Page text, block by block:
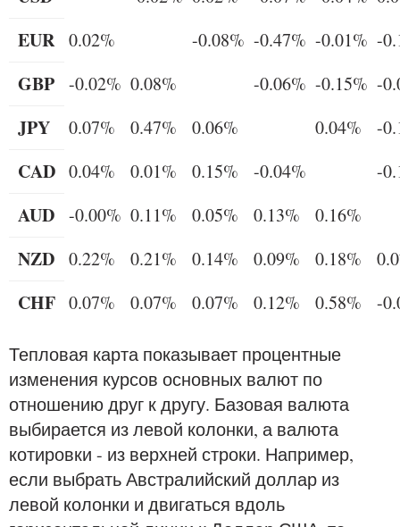
EUR 0.02% -0.08% -0.47% -0.01% -
GBP -0.02% 0.08% -0.06% -0.15% -
JPY 0.07% 0.47% 0.06% 0.04% -
CAD 0.04% 0.01% 0.15% -0.04% -
AUD -0.00% 0.11% 0.05% 0.13% 0.16%
NZD 0.22% 0.21% 0.14% 0.09% 0.18%
CHF 0.07% 0.07% 0.07% 0.12% 0.58% -
Тепловая карта показывает процентные
изменения курсов основных валют по
отношению друг к другу. Базовая валюта
выбирается из левой колонки, а валюта
котировки - из верхней строки. Например,
если выбрать Австралийский доллар из
левой колонки и двигаться вдоль